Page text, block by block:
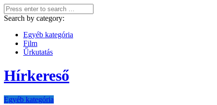
Search by category:
Egyéb kategória
Film
Űrkutatás
Hírkereső
Egyéb kategória